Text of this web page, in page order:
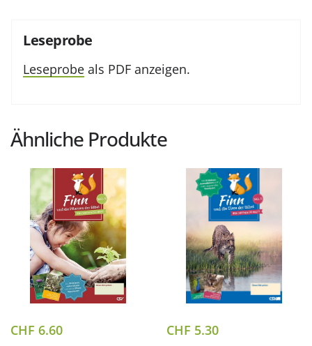
Leseprobe
Leseprobe als PDF anzeigen.
Ähnliche Produkte
CHF 6.60 CHF 5.30